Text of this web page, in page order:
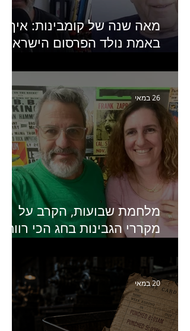
מאה שנה של קומבינות: איך
באמת נולד הפרסום
מחבר הספר "מסע פרסום:
פרקים בחיי הפרסום
מלחמת שבועות, הקרב על
מקררי הגבינות בחג הכי רווחי
סמנכ״לית השיווק והמכירות
של מחלבות גד
26 במאי
20 במאי